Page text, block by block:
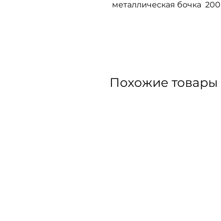
металлическая бочка 200
Похожие товары